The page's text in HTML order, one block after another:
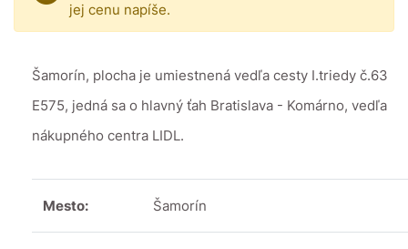
jej cenu napíše.
Šamorín, plocha je umiestnená vedľa cesty I.triedy č.63
E575, jedná sa o hlavný ťah Bratislava - Komárno, vedľa
nákupného centra LIDL.
Mesto: Šamorín